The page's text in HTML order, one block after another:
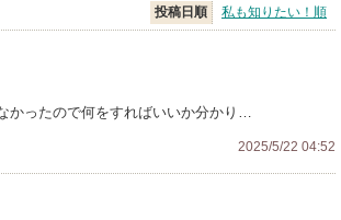
投稿日順 私も知りたい！順
かったので何をすればいいか分かり…
2025/5/22 04:52